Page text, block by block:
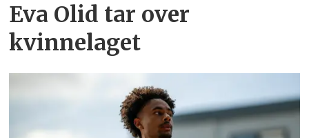
Eva Olid tar over
kvinnelaget